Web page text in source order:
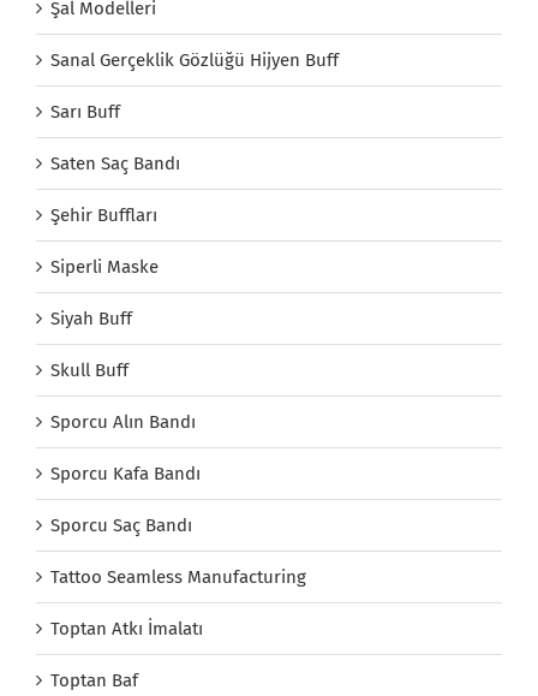
Şal Modelleri
Sanal Gerçeklik Gözlüğü Hijyen Buff
Sarı Buff
Saten Saç Bandı
Şehir Buffları
Siperli Maske
Siyah Buff
Skull Buff
Sporcu Alın Bandı
Sporcu Kafa Bandı
Sporcu Saç Bandı
Tattoo Seamless Manufacturing
Toptan Atkı İmalatı
Toptan Baf